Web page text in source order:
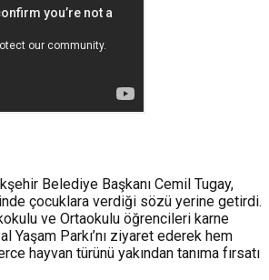
Belediye Başkanı Cemil Tugay,
çocuklara verdiği sözü yerine getirdi.
ve Ortaokulu öğrencileri karne
Yaşam Parkı’nı ziyaret ederek hem
hayvan türünü yakından tanıma fırsatı